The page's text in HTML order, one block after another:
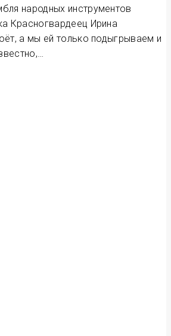
народных инструментов
Красногвардеец Ирина
а мы ей только подыгрываем и